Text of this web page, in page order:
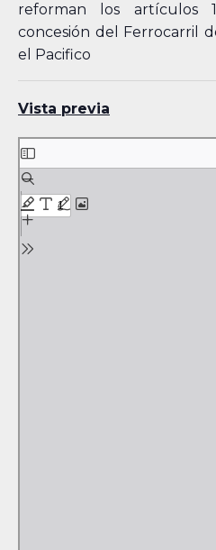
reforman los artículos
concesión del Ferrocarril
el Pacifico
Vista previa
Skip
to
PDF
content